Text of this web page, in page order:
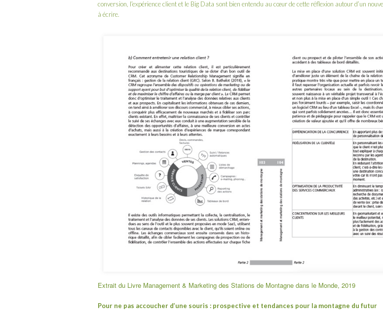
conversion, l’expérience client et le Big Data sont bien entendu au cœur de cette réflexion autour d’un
à écrire.
Extrait du Livre Management & Marketing des Stations de Montagne dans le Monde, 2019
Pour ne pas accoucher d’une souris : prospective et tendances pour la montagne du futur